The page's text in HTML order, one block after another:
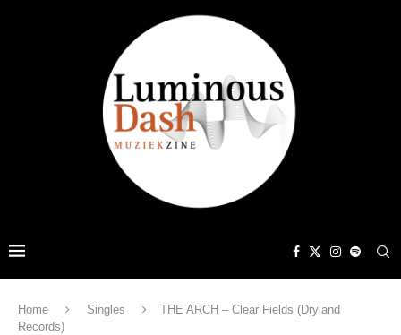
Home Singles
THE ARCH – Clear Fields (Dryland
Records)